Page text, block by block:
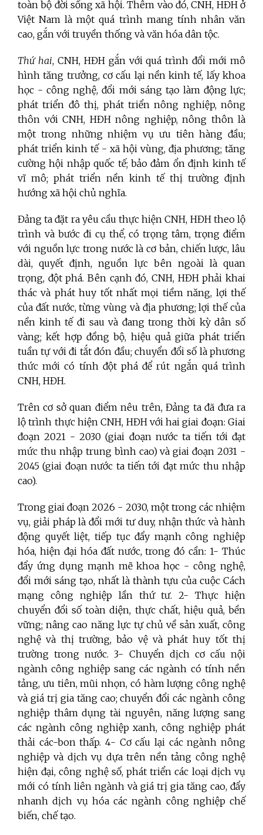
toàn bộ đời sống xã hội. Thêm vào đó, CNH, HĐH ở
Việt Nam là một quá trình mang tính nhân văn
cao, gắn với truyền thống và văn hóa dân tộc.
Thứ hai, CNH, HĐH gắn với quá trình đổi mới mô
hình tăng trưởng, cơ cấu lại nền kinh tế, lấy khoa
học - công nghệ, đổi mới sáng tạo làm động lực;
phát triển đô thị, phát triển nông nghiệp, nông
thôn với CNH, HĐH nông nghiệp, nông thôn là
một trong những nhiệm vụ ưu tiên hàng đầu;
phát triển kinh tế - xã hội vùng, địa phương; tăng
cường hội nhập quốc tế; bảo đảm ổn định kinh tế
vĩ mô; phát triển nền kinh tế thị trường định
hướng xã hội chủ nghĩa.
Đảng ta đặt ra yêu cầu thực hiện CNH, HĐH theo lộ
trình và bước đi cụ thể, có trọng tâm, trọng điểm
với nguồn lực trong nước là cơ bản, chiến lược, lâu
dài, quyết định, nguồn lực bên ngoài là quan
trọng, đột phá. Bên cạnh đó, CNH, HĐH phải khai
thác và phát huy tốt nhất mọi tiềm năng, lợi thế
của đất nước, từng vùng và địa phương; lợi thế của
nền kinh tế đi sau và đang trong thời kỳ dân số
vàng; kết hợp đồng bộ, hiệu quả giữa phát triển
tuần tự với đi tắt đón đầu; chuyển đổi số là phương
thức mới có tính đột phá để rút ngắn quá trình
CNH, HĐH.
Trên cơ sở quan điểm nêu trên, Đảng ta đã đưa ra
lộ trình thực hiện CNH, HĐH với hai giai đoạn: Giai
đoạn 2021 - 2030 (giai đoạn nước ta tiến tới đạt
mức thu nhập trung bình cao) và giai đoạn 2031 -
2045 (giai đoạn nước ta tiến tới đạt mức thu nhập
cao).
Trong giai đoạn 2026 - 2030, một trong các nhiệm
vụ, giải pháp là đổi mới tư duy, nhận thức và hành
động quyết liệt, tiếp tục đẩy mạnh công nghiệp
hóa, hiện đại hóa đất nước, trong đó cần: 1- Thúc
đẩy ứng dụng mạnh mẽ khoa học - công nghệ,
đổi mới sáng tạo, nhất là thành tựu của cuộc Cách
mạng công nghiệp lần thứ tư. 2- Thực hiện
chuyển đổi số toàn diện, thực chất, hiệu quả, bền
vững; nâng cao năng lực tự chủ về sản xuất, công
nghệ và thị trường, bảo vệ và phát huy tốt thị
trường trong nước. 3- Chuyển dịch cơ cấu nội
ngành công nghiệp sang các ngành có tính nền
tảng, ưu tiên, mũi nhọn, có hàm lượng công nghệ
và giá trị gia tăng cao; chuyển đổi các ngành công
nghiệp thâm dụng tài nguyên, năng lượng sang
các ngành công nghiệp xanh, công nghiệp phát
thải các-bon thấp. 4- Cơ cấu lại các ngành nông
nghiệp và dịch vụ dựa trên nền tảng công nghệ
hiện đại, công nghệ số, phát triển các loại dịch vụ
mới có tính liên ngành và giá trị gia tăng cao, đẩy
nhanh dịch vụ hóa các ngành công nghiệp chế
biến, chế tạo.